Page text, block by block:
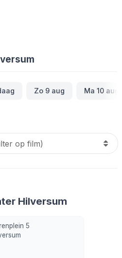
Zo 9 aug Ma 10 aug
Hilversum
5